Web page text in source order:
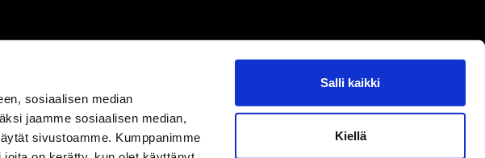
sosiaalisen median
jaamme sosiaalisen median,
sivustoamme. Kumppanimme
Salli kaikki
Kiellä